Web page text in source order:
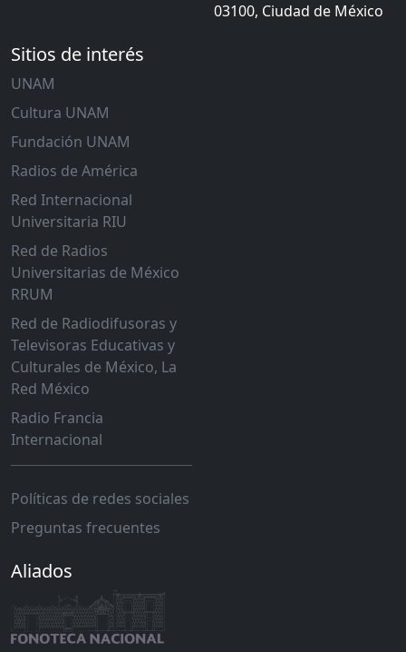
03100, Ciudad de México
Sitios de interés
UNAM
Cultura UNAM
Fundación UNAM
Radios de América
Red Internacional
Universitaria RIU
Red de Radios
Universitarias de México
RRUM
Red de Radiodifusoras y
Televisoras Educativas y
Culturales de México, La
Red México
Radio Francia
Internacional
Políticas de redes sociales
Preguntas frecuentes
Aliados